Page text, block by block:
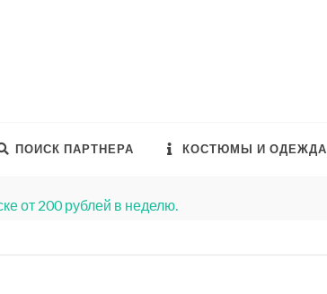
ПОИСК ПАРТНЕРА КОСТЮМЫ И ОДЕЖДА
от 200 рублей в неделю.